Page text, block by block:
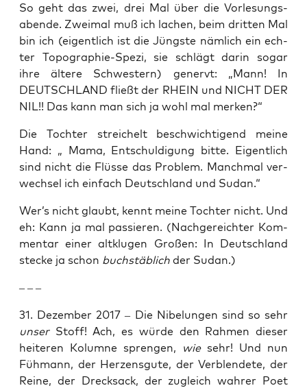
So geht das zwei, drei Mal über die Vor­le­sungs­
aben­de. Zwei­mal muß ich lachen, beim drit­ten Mal
bin ich (eigent­lich ist die Jüngs­te näm­lich ein ech­
ter Topo­gra­phie-Spe­zi, sie schlägt dar­in sogar
ihre älte­re Schwes­tern) genervt: „Mann! In
DEUTSCHLAND fließt der RHEIN und NICHT DER
NIL!! Das kann man sich ja wohl mal merken?“
Die Toch­ter strei­chelt beschwich­ti­gend mei­ne
Hand: „ Mama, Ent­schul­di­gung bit­te. Eigent­lich
sind nicht die Flüs­se das Pro­blem. Manch­mal ver­
wech­sel ich ein­fach Deutsch­land und Sudan.“
Wer’s nicht glaubt, kennt mei­ne Toch­ter nicht. Und
eh: Kann ja mal pas­sie­ren. (Nach­ge­reich­ter Kom­
men­tar einer alt­klu­gen Gro­ßen: In Deutsch­land
ste­cke ja schon buch­stäb­lich der Sudan.)
– – –
31. Dezem­ber 2017 – Die Nibe­lun­gen sind so sehr
unserStoff! Ach, es wür­de den Rah­men die­ser
hei­te­ren Kolum­ne spren­gen, wie sehr! Und nun
Füh­mann, der Her­zens­gu­te, der Ver­blen­de­te, der
Rei­ne, der Dreck­sack, der zugleich wah­rer Poet